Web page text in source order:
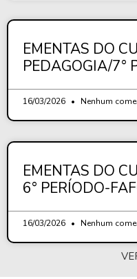
EMENTAS DO
PEDAGOGIA/7°
16/03/2026 Nenhum
EMENTAS DO
6° PERÍODO-
16/03/2026 Nenhum